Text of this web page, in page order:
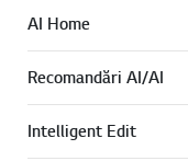
AI Home
Recomandări AI/AI
Intelligent Edit